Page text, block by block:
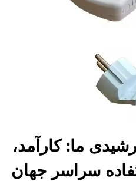
ما: کارآمد،
سراسر جهان